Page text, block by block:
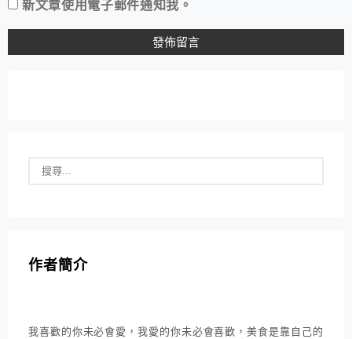
新文章使用電子郵件通知我。
作者簡介
我喜歡的你未必會愛，我愛的你未必會喜歡，美食是靠自己的